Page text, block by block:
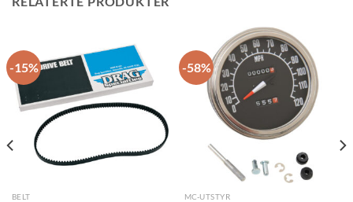
-15%
BELT
-58%
MC-UTSTYR